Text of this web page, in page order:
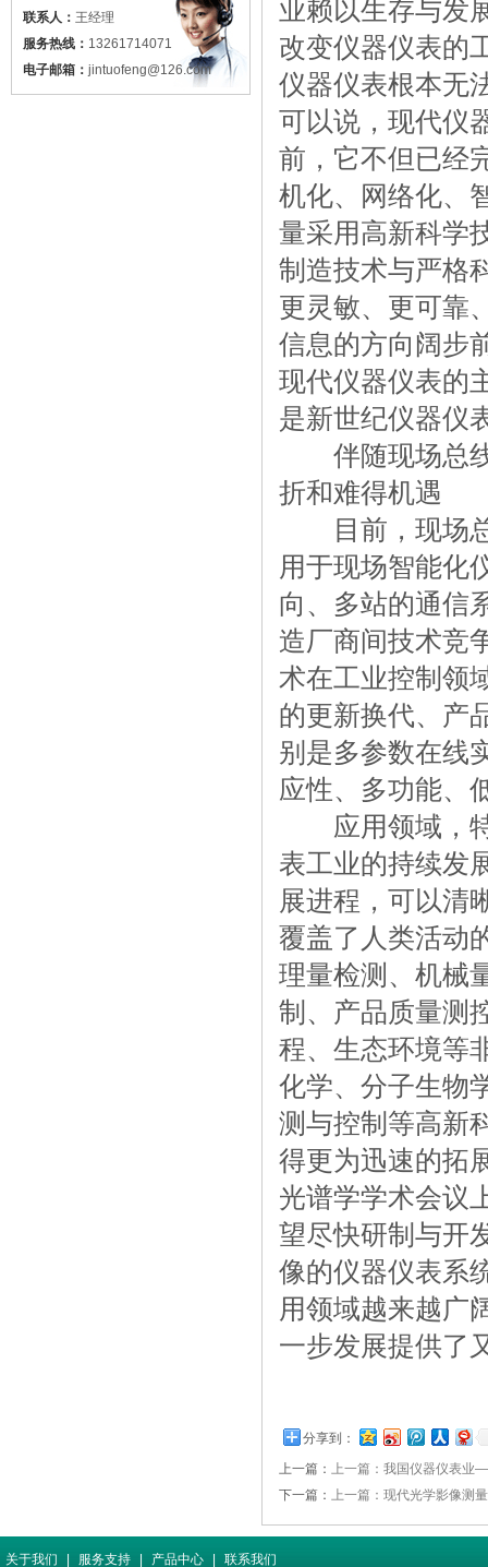
联系人： 王经理
服务热线： 13261714071
电子邮箱： jintuofeng@126.com
业赖以生存与发
改变仪器仪表的
仪器仪表根本无
可以说，现代仪
前，它不但已经
机化、网络化、
量采用高新科学
制造技术与严格
更灵敏、更可靠
信息的方向阔步
现代仪器仪表的
是新世纪仪器仪
伴随现场总线
折和难得机遇
目前，现场总
用于现场智能化
向、多站的通信
造厂商间技术竞
术在工业控制领
的更新换代、产
别是多参数在线
应性、多功能、
应用领域，特
表工业的持续发
展进程，可以清
覆盖了人类活动
理量检测、机械
制、产品质量测
程、生态环境等
化学、分子生物
测与控制等高新
得更为迅速的拓
光谱学学术会议
望尽快研制与开
像的仪器仪表系
用领域越来越广
一步发展提供了
分享到：
上一篇： 上一篇：我国仪器仪表业
下一篇： 上一篇：现代光学影像测
关于我们 服务支持 产品中心 联系我们